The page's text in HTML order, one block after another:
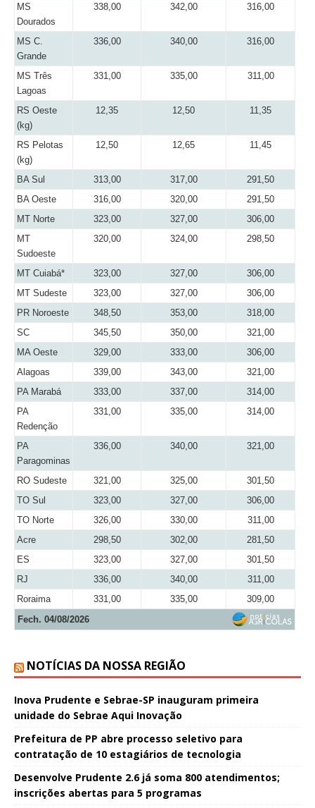
MS
Dourados
338,00 342,00 316,00
MS C.
Grande
336,00 340,00 316,00
MS Três
Lagoas
331,00 335,00 311,00
RS Oeste
(kg)
12,35 12,50 11,35
RS Pelotas
(kg)
12,50 12,65 11,45
BA Sul 313,00 317,00
291,50
BA Oeste
316,00 320,00
291,50
MT Norte
323,00 327,00
306,00
MT
Sudoeste
320,00 324,00 298,50
MT Cuiabá* 323,00 327,00
306,00
MT Sudeste
323,00 327,00
306,00
PR Noroeste
348,50 353,00
318,00
SC
345,50 350,00
321,00
MA Oeste
329,00 333,00
306,00
Alagoas
339,00 343,00
321,00
PA Marabá
333,00 337,00
314,00
PA
Redenção
331,00 335,00 314,00
PA
Paragominas
336,00 340,00 321,00
RO Sudeste 321,00 325,00
301,50
TO Sul
323,00 327,00
306,00
TO Norte
326,00 330,00
311,00
Acre
298,50 302,00
281,50
ES
323,00 327,00
301,50
RJ
336,00 340,00
311,00
Roraima
331,00 335,00
309,00
Fech. 04/08/2026
NOTÍCIAS DA NOSSA REGIÃO
Inova Prudente e Sebrae-SP inauguram primeira
unidade do Sebrae Aqui Inovação
Prefeitura de PP abre processo seletivo para
contratação de 10 estagiários de tecnologia
Desenvolve Prudente 2.6 já soma 800 atendimentos;
inscrições abertas para 5 programas